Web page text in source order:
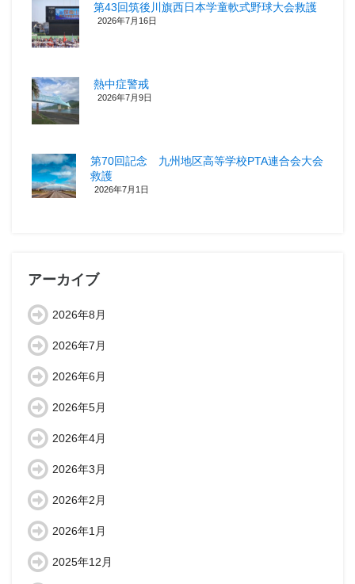
第43回筑後川旗西日本学童軟式野球大会救護
2026年7月16日
熱中症警戒
2026年7月9日
第70回記念 九州地区高等学校PTA連合会大会
救護
2026年7月1日
アーカイブ
2026年8月
2026年7月
2026年6月
2026年5月
2026年4月
2026年3月
2026年2月
2026年1月
2025年12月